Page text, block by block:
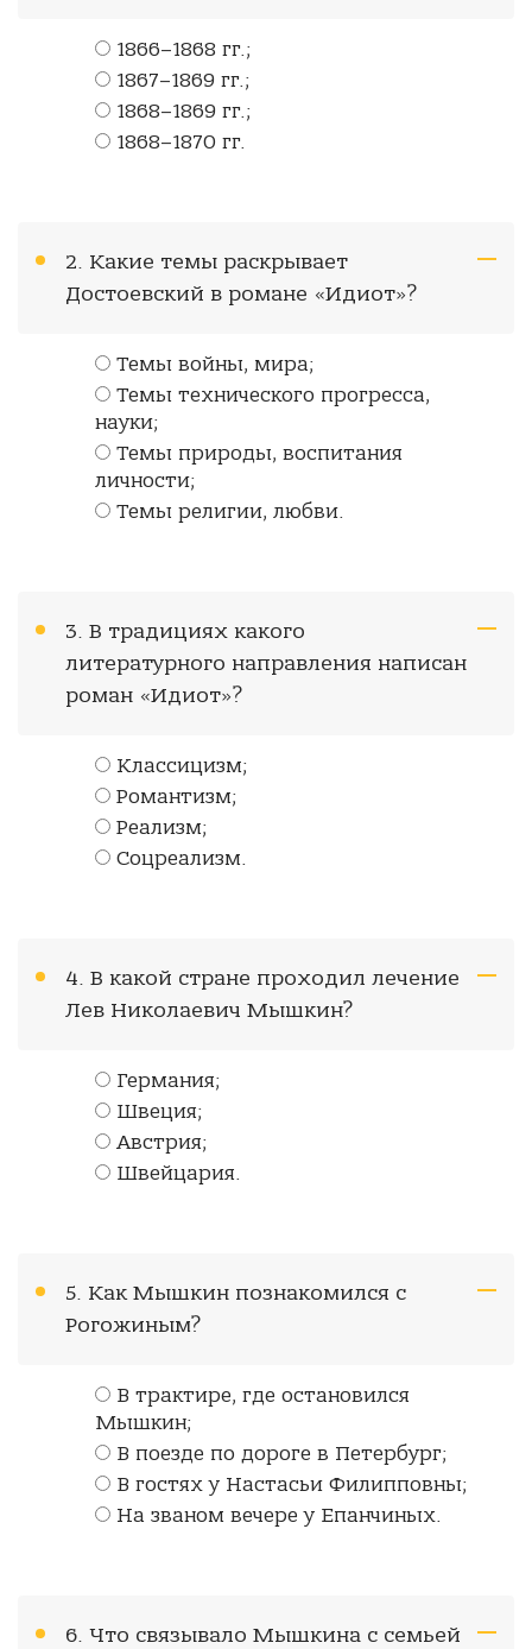
1866–1868 гг.;
1867–1869 гг.;
1868–1869 гг.;
1868–1870 гг.
2. Какие темы раскрывает
Достоевский в романе «Идиот»?
Темы войны, мира;
Темы технического прогресса,
науки;
Темы природы, воспитания
личности;
Темы религии, любви.
3. В традициях какого
литературного направления написан
роман «Идиот»?
Классицизм;
Романтизм;
Реализм;
Соцреализм.
4. В какой стране проходил лечение
Лев Николаевич Мышкин?
Германия;
Швеция;
Австрия;
Швейцария.
5. Как Мышкин познакомился с
Рогожиным?
В трактире, где остановился
Мышкин;
В поезде по дороге в Петербург;
В гостях у Настасьи Филипповны;
На званом вечере у Епанчиных.
6. Что связывало Мышкина с семьей